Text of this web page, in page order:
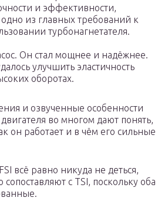
и эффективности,
одно из главных требований к
турбонагнетателя.
Он стал мощнее и надёжнее.
улучшить эластичность
оборотах.
и озвученные особенности
во многом дают понять,
он работает и в чём его сильные
всё равно никуда не деться,
сопоставляют с TSI, поскольку оба